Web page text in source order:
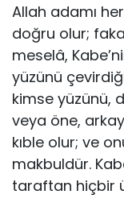
Allah adamı
doğru olur;
meselâ,
yüzünü
kimse yüzünü,
veya öne,
kıble olur; ve
makbuldür.
taraftan hiçbir